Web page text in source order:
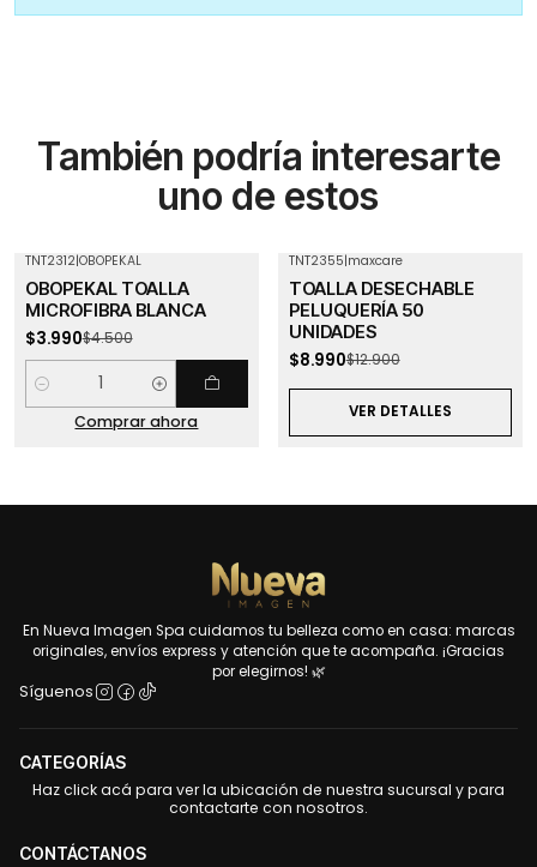
También podría interesarte
uno de estos
TNT2312|OBOPEKAL
OBOPEKAL TOALLA
MICROFIBRA BLANCA
$3.990$4.500
Cantidad
Comprar ahora
Agotado
TNT2355|maxcare
TOALLA DESECHABLE
PELUQUERÍA 50
UNIDADES
$8.990$12.900
VER DETALLES
En Nueva Imagen Spa cuidamos tu belleza como en casa: marcas
originales, envíos express y atención que te acompaña. ¡Gracias
por elegirnos! 🌿
Síguenos
CATEGORÍAS
Haz click acá para ver la ubicación de nuestra sucursal y para
contactarte con nosotros.
CONTÁCTANOS